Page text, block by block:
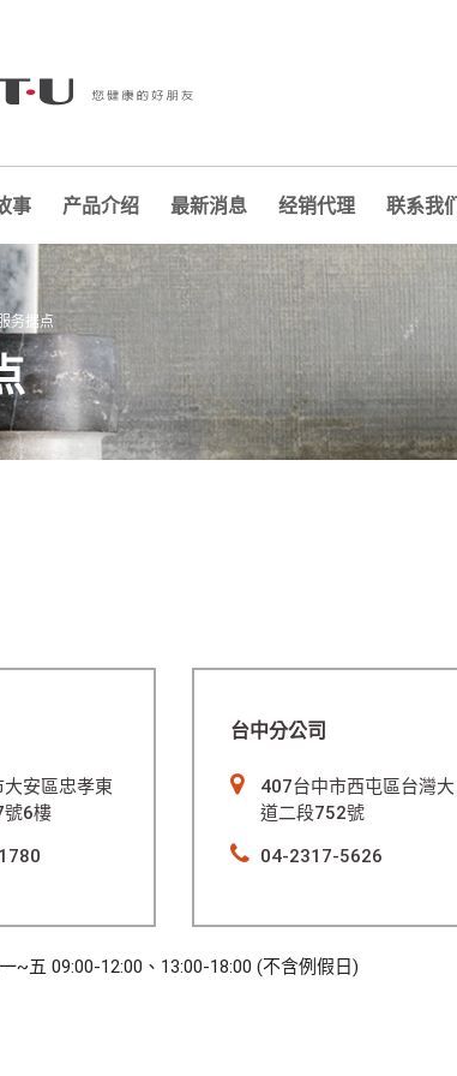
事 产品介绍 最新消息 经销代理 联系我们
务据点
安區忠孝東
號6樓
台中分公司
407台中市西屯區台灣大
道二段752號
04-2317-5626
~五 09:00-12:00、13:00-18:00 (不含例假日)